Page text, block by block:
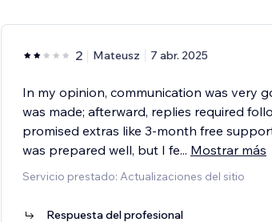
2 Mateusz 7 abr. 2025
In my opinion, communication was very
was made; afterward, replies required
promised extras like 3-month free
was prepared well, but I fe... Mostrar más
Servicio prestado: Actualizaciones del sitio
Respuesta del profesional